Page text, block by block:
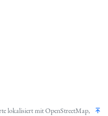
lokalisiert mitOpenStreetMap,